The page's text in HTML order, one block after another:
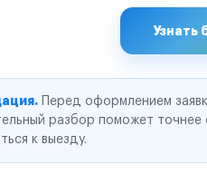
Узнать
Перед оформлением
разбор поможет точнее
к выезду.